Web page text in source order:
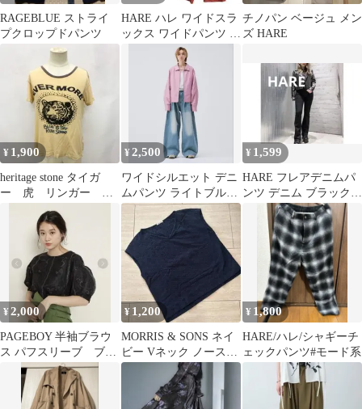
RAGEBLUE ストライ
プクロップドパンツ
HARE ハレ ワイドスラ
ックス ワイドパンツ テ
ラコッタ レンガ色 タッ
チノパン ベージュ メン
ズ HARE
¥ 1,900
heritage stone タイガ
ー 虎 リンガー
ever more y2k
¥2,500
ワイドシルエット デニ
ムパンツ ライトブル
ー サイズ0
¥ 1,599
HARE フレアデニムパ
ンツ デニム ブラックデ
ニム フレアデニム
¥2,000
PAGEBOY 半袖ブラウ
ス パフスリーブ ブラ
ック Fサイズ
¥ 1,200
MORRIS & SONS ネイ
ビー Vネック ノースリ
ーブ フレンチスリー
¥ 1,800
HARE/ハレ/シャギーチ
ェックパンツ#モード系